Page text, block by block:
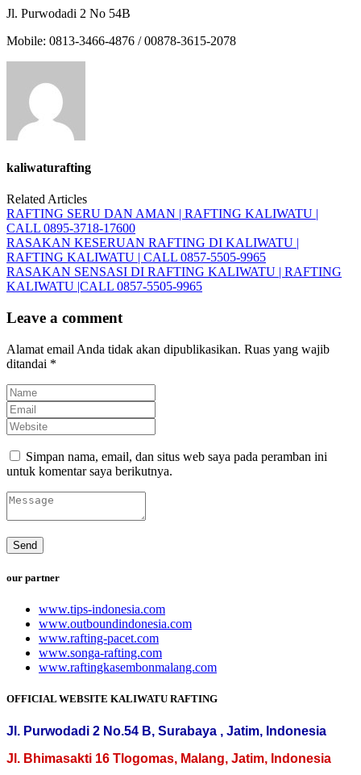
Jl. Purwodadi 2 No 54B
Mobile: 0813-3466-4876 / 00878-3615-2078
kaliwaturafting
Related Articles
RAFTING SERU DAN AMAN | RAFTING KALIWATU |
CALL 0895-3718-17600
RASAKAN KESERUAN RAFTING DI KALIWATU |
RAFTING KALIWATU | CALL 0857-5505-9965
RASAKAN SENSASI DI RAFTING KALIWATU | RAFTING
KALIWATU |CALL 0857-5505-9965
Leave a comment
Alamat email Anda tidak akan dipublikasikan. Ruas yang wajib
ditandai *
Simpan nama, email, dan situs web saya pada peramban ini
untuk komentar saya berikutnya.
our partner
www.tips-indonesia.com
www.outboundindonesia.com
www.rafting-pacet.com
www.songa-rafting.com
www.raftingkasembonmalang.com
OFFICIAL WEBSITE KALIWATU RAFTING
Jl. Purwodadi 2 No.54 B, Surabaya , Jatim, Indonesia
Jl. Bhimasakti 16 Tlogomas, Malang, Jatim, Indonesia